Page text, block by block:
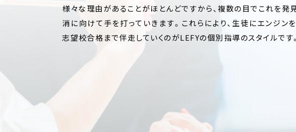
様々な理由があることがほとんどですから、複数の目でこれを発
消に向けて手を打っていきます。これらにより、生徒にエンジン
志望校合格まで伴走していくのがLEFYの個別指導のスタイルです。